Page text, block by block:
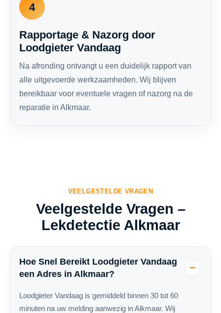
4
Rapportage & Nazorg door
Loodgieter Vandaag
Na afronding ontvangt u een duidelijk rapport van
alle uitgevoerde werkzaamheden. Wij blijven
bereikbaar voor eventuele vragen of nazorg na de
reparatie in Alkmaar.
VEELGESTELDE VRAGEN
Veelgestelde Vragen –
Lekdetectie Alkmaar
Hoe Snel Bereikt Loodgieter Vandaag
een Adres in Alkmaar?
Loodgieter Vandaag is gemiddeld binnen 30 tot 60
minuten na uw melding aanwezig in Alkmaar. Wij